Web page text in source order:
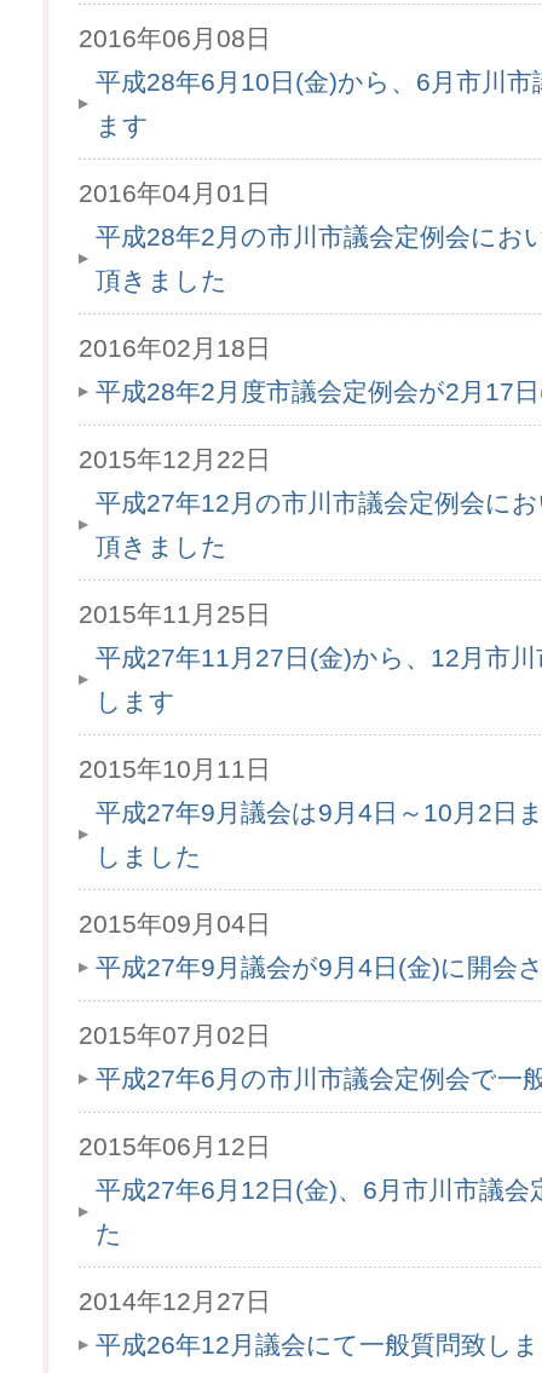
2016年06月08日
平成28年6月10日(金)から、6月市川
ます
2016年04月01日
平成28年2月の市川市議会定例会にお
頂きました
2016年02月18日
平成28年2月度市議会定例会が2月17
2015年12月22日
平成27年12月の市川市議会定例会に
頂きました
2015年11月25日
平成27年11月27日(金)から、12月市
します
2015年10月11日
平成27年9月議会は9月4日～10月2日
しました
2015年09月04日
平成27年9月議会が9月4日(金)に開会
2015年07月02日
平成27年6月の市川市議会定例会で一
2015年06月12日
平成27年6月12日(金)、6月市川市議
た
2014年12月27日
平成26年12月議会にて一般質問致し